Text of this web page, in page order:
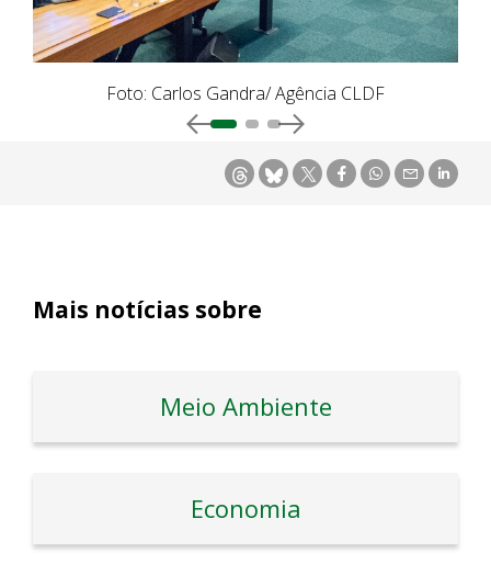
Foto: Carlos Gandra/ Agência CLDF
Mais notícias sobre
Meio Ambiente
Economia